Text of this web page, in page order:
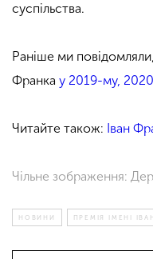
суспільства.
Раніше ми
Франка у 2019-му,
Читайте також: Іван
Чільне зображення:
НОВИНИ ПРЕМІЯ ІМЕНІ